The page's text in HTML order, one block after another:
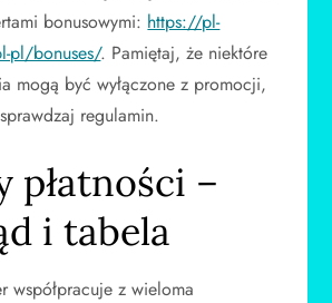
bonusowymi: https://pl-
pl/bonuses/. Pamiętaj, że niektóre
mogą być wyłączone z promocji,
regulamin.
płatności –
i tabela
współpracuje z wieloma